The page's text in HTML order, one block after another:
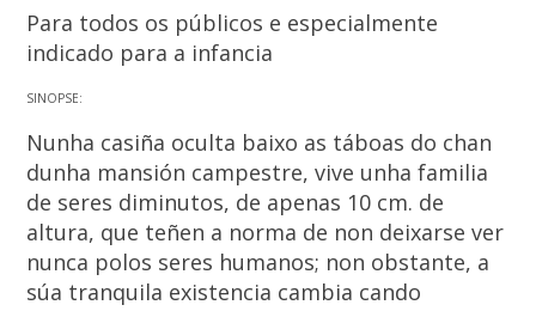
Para todos os públicos e especialmente
indicado para a infancia
SINOPSE:
Nunha casiña oculta baixo as táboas do chan
dunha mansión campestre, vive unha familia
de seres diminutos, de apenas 10 cm. de
altura, que teñen a norma de non deixarse ver
nunca polos seres humanos; non obstante, a
súa tranquila existencia cambia cando